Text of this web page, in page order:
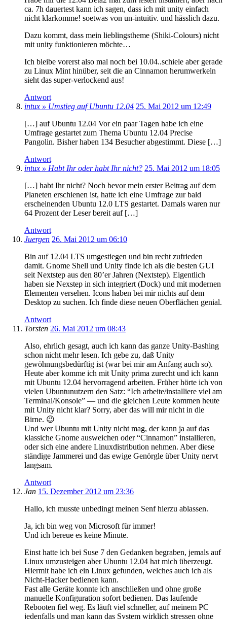
ca. 7h dauertest kann ich sagen, dass ich mit unity einfach
nicht klarkomme! soetwas von un-intuitiv. und hässlich dazu.
Dazu kommt, dass mein lieblingstheme (Shiki-Colours) nicht
mit unity funktionieren möchte…
Ich bleibe vorerst also mal noch bei 10.04..schiele aber gerade
zu Linux Mint hinüber, seit die an Cinnamon herumwerkeln
sieht das super-verlockend aus!
Antwort
intux » Umstieg auf Ubuntu 12.04 25. Mai 2012 um 12:49
[…] auf Ubuntu 12.04 Vor ein paar Tagen habe ich eine
Umfrage gestartet zum Thema Ubuntu 12.04 Precise
Pangolin. Bisher haben 134 Besucher abgestimmt. Diese […]
Antwort
intux » Habt Ihr oder habt Ihr nicht? 25. Mai 2012 um 18:05
[…] habt Ihr nicht? Noch bevor mein erster Beitrag auf dem
Planeten erschienen ist, hatte ich eine Umfrage zur bald
erscheinenden Ubuntu 12.0 LTS gestartet. Damals waren nur
64 Prozent der Leser bereit auf […]
Antwort
Juergen 26. Mai 2012 um 06:10
Bin auf 12.04 LTS umgestiegen und bin recht zufrieden
damit. Gnome Shell und Unity finde ich als die besten GUI
seit Nextstep aus den 80’er Jahren (Nextstep). Eigentlich
haben sie Nexstep in sich integriert (Dock) und mit modernen
Elementen versehen. Icons haben bei mir nichts auf dem
Desktop zu suchen. Ich finde diese neuen Oberflächen genial.
Antwort
Torsten 26. Mai 2012 um 08:43
Also, ehrlich gesagt, auch ich kann das ganze Unity-Bashing
schon nicht mehr lesen. Ich gebe zu, daß Unity
gewöhnungsbedürftig ist (war bei mir am Anfang auch so).
Heute aber komme ich mit Unity prima zurecht und ich kann
mit Ubuntu 12.04 hervorragend arbeiten. Früher hörte ich von
vielen Ubuntunutzern den Satz: “Ich arbeite/installiere viel am
Terminal/Konsole” — und die gleichen Leute kommen heute
mit Unity nicht klar? Sorry, aber das will mir nicht in die
Birne. 😉
Und wer Ubuntu mit Unity nicht mag, der kann ja auf das
klassiche Gnome ausweichen oder “Cinnamon” installieren,
oder sich eine andere Linuxdistribution nehmen. Aber diese
ständige Jammerei und das ewige Genörgle über Unity nervt
langsam.
Antwort
Jan 15. Dezember 2012 um 23:36
Hallo, ich musste unbedingt meinen Senf hierzu ablassen.
Ja, ich bin weg von Microsoft für immer!
Und ich bereue es keine Minute.
Einst hatte ich bei Suse 7 den Gedanken begraben, jemals auf
Linux umzusteigen aber Ubuntu 12.04 hat mich überzeugt.
Hiermit habe ich ein Linux gefunden, welches auch ich als
Nicht-Hacker bedienen kann.
Fast alle Geräte konnte ich anschließen und ohne große
manuelle Konfiguration sofort bedienen. Das laufende
Rebooten fiel weg. Es läuft viel schneller, auf meinem PC
jedenfalls und man kann das System wirklich stressen ohne